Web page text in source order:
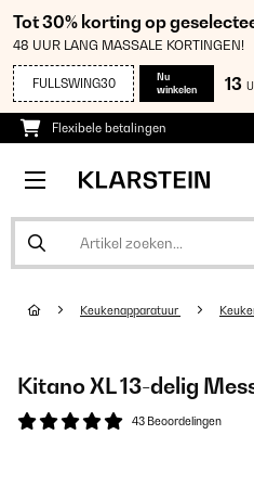
Tot 30% korting op
48 UUR LANG MASSALE KORTINGEN!
FULLSWING30
Nu
winkelen
13 U
Flexibele betalingen
Keukenapparatuur
Kitano XL 13-delig
43 Beoordelingen